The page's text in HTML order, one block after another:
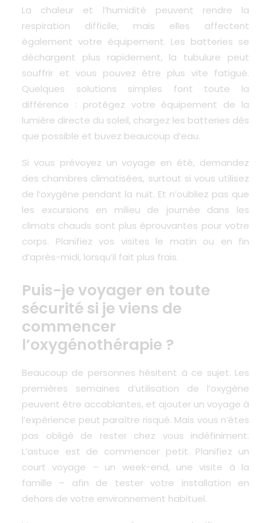
La chaleur et l’humidité peuvent rendre la
respiration difficile, mais elles affectent
également votre équipement. Les batteries se
déchargent plus rapidement, la tubulure peut
souffrir et vous pouvez être plus vite fatigué.
Quelques solutions simples font toute la
différence : protégez votre équipement de la
lumière directe du soleil, chargez les batteries dès
que possible et buvez beaucoup d’eau.
Si vous prévoyez un voyage en été, demandez
des chambres climatisées, surtout si vous utilisez
de l’oxygène pendant la nuit. Et n’oubliez pas que
les excursions en milieu de journée dans les
climats chauds sont plus éprouvantes pour votre
corps. Planifiez vos visites le matin ou en fin
d’après-midi, lorsqu’il fait plus frais.
Puis-je voyager en toute
sécurité si je viens de
commencer
l’oxygénothérapie ?
Beaucoup de personnes hésitent à ce sujet. Les
premières semaines d’utilisation de l’oxygène
peuvent être accablantes, et ajouter un voyage à
l’expérience peut paraître risqué. Mais vous n’êtes
pas obligé de rester chez vous indéfiniment.
L’astuce est de commencer petit. Planifiez un
court voyage – un week-end, une visite à la
famille – afin de tester votre installation en
dehors de votre environnement habituel.